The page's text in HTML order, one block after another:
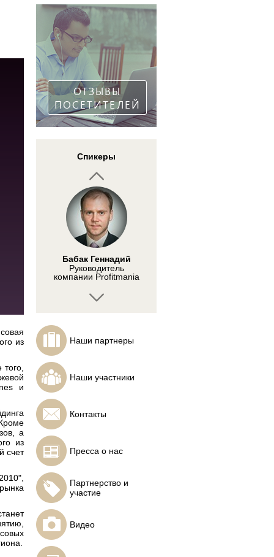
ОТЗЫВЫ
ПОСЕТИТЕЛЕЙ
Спикеры
Артур Огий
Аналитик Forex Club
CK Ee
Главный
исполнительный
директор Asia Charts
Бабак Геннадий
Руководитель
компании Profitmania
Основатель компании
PEVONI - Investments &
Костенко Сергей
Аналитик от компании
ИнстаФорекс
Наши партнеры
Наши участники
Контакты
Пресса о нас
Партнерство и
участие
Видео
из
и
а
из
счет